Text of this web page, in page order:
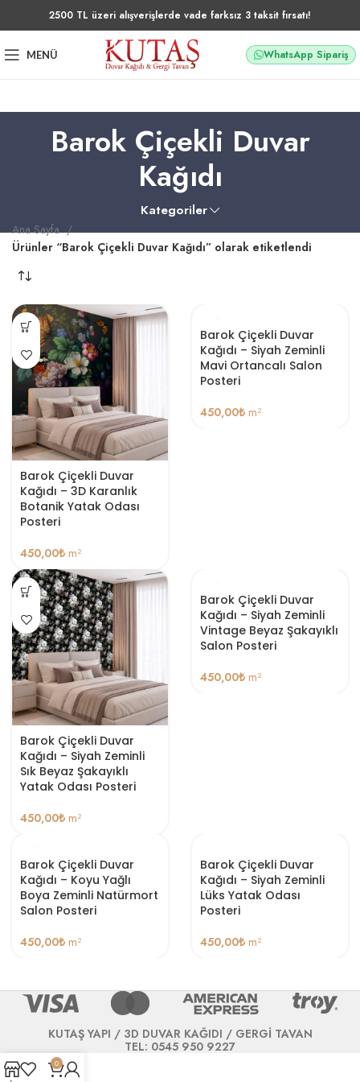
2500 TL üzeri alışverişlerde vade farksız 3 taksit fırsatı!
MENÜ WhatsApp Sipariş
Barok Çiçekli Duvar
Kağıdı
Kategoriler
Ana Sayfa
Ürünler “Barok Çiçekli Duvar Kağıdı” olarak etiketlendi
Barok Çiçekli Duvar
Kağıdı – 3D Karanlık
Botanik Yatak Odası
Posteri
450,00₺ m²
Barok Çiçekli Duvar
Kağıdı – Siyah Zeminli
Mavi Ortancalı Salon
Posteri
450,00₺ m²
Barok Çiçekli Duvar
Kağıdı – Siyah Zeminli
Sık Beyaz Şakayıklı
Yatak Odası Posteri
450,00₺ m²
Barok Çiçekli Duvar
Kağıdı – Siyah Zeminli
Vintage Beyaz Şakayıklı
Salon Posteri
450,00₺ m²
Barok Çiçekli Duvar
Kağıdı – Koyu Yağlı
Boya Zeminli Natürmort
Salon Posteri
450,00₺ m²
Barok Çiçekli Duvar
Kağıdı – Siyah Zeminli
Lüks Yatak Odası
Posteri
450,00₺ m²
KUTAŞ YAPI / 3D DUVAR KAĞIDI / GERGİ TAVAN
TEL: 0545 950 9227
0